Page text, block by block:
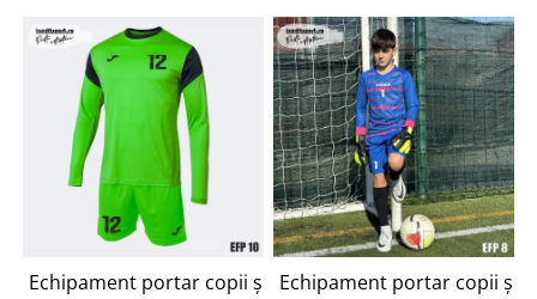
Echipament portar copii și adulți PHOENIX, VERDE, XL
Echipament portar copii și